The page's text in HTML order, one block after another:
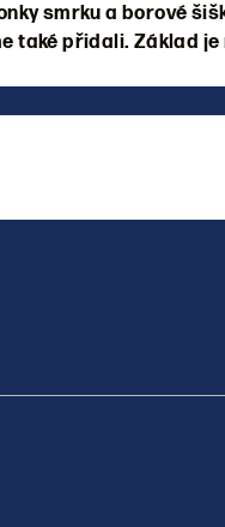
smrku a borové
také přidali. Základ